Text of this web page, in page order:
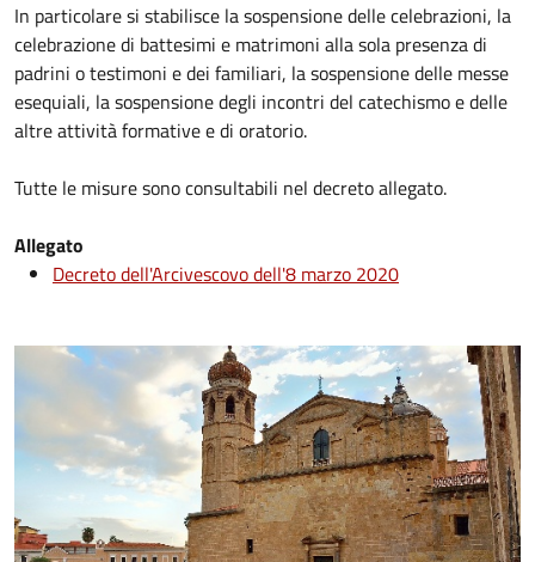
In particolare si stabilisce la sospensione delle celebrazioni, la
celebrazione di battesimi e matrimoni alla sola presenza di
padrini o testimoni e dei familiari, la sospensione delle messe
esequiali, la sospensione degli incontri del catechismo e delle
altre attività formative e di oratorio.
Tutte le misure sono consultabili nel decreto allegato.
Allegato
Decreto dell'Arcivescovo dell'8 marzo 2020